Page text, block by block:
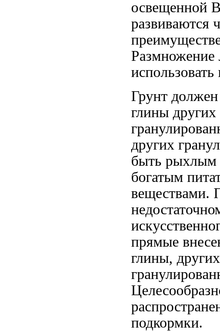
освещенной
развиваются
Размножение
использовать
Грунт
глины
других
быть рыхлым
богатым
веществами.
прямые
глины,
подкормки.